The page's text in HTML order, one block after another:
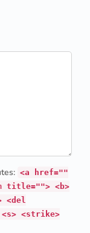
<a href=""
title=""> <b>
<del
<strike>